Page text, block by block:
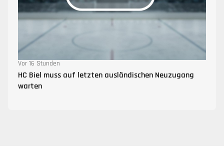
Vor 16 Stunden
HC Biel muss auf letzten ausländischen Neuzugang
warten